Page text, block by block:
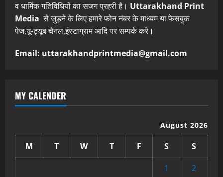
व धार्मिक गतिविधियों का सजग प्रहरी है। Uttarakhand Print
Media से जुड़ने के लिए हमारे फोन नंबर के माध्यम या फेसबुक
पेज,यू-ट्यूब चैनल,इंस्टाग्राम आदि पर सम्पर्क करे।
Email: uttarakhandprintmedia@gmail.com
MY CALENDER
August 2026
M T W T F S
S
1
2